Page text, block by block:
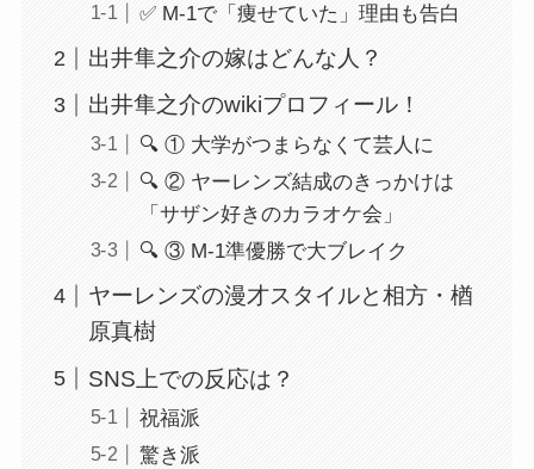
✅ M-1で「痩せていた」理由も告白
出井隼之介の嫁はどんな人？
出井隼之介のwikiプロフィール！
🔍 ① 大学がつまらなくて芸人に
🔍 ② ヤーレンズ結成のきっかけは
「サザン好きのカラオケ会」
🔍 ③ M-1準優勝で大ブレイク
ヤーレンズの漫才スタイルと相方・楢
原真樹
SNS上での反応は？
祝福派
驚き派